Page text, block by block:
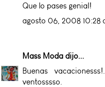
Que lo pases genial!
agosto 06, 2008 10:28
Mass Moda dijo...
Buenas
ventosssso.